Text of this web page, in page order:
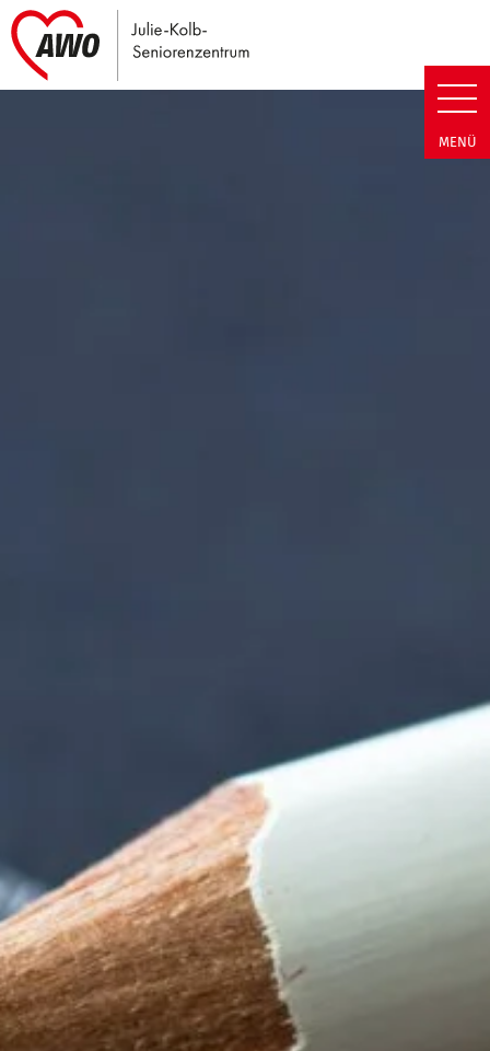
Julie-Kolb-Seniorenzentrum |
MENÜ